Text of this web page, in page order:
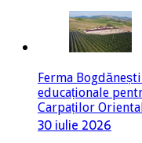
Ferma
educaționale
Carpaților
30 iulie 2026